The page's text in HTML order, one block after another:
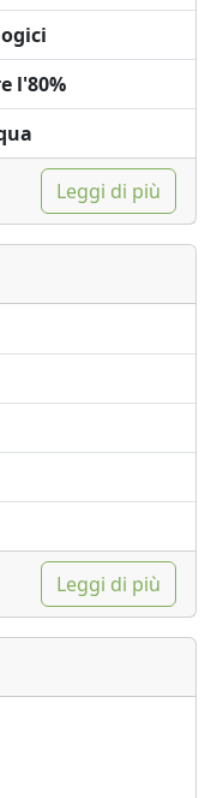
l'80%
Leggi di più
Leggi di più